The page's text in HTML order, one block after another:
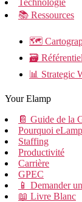
Technologie
📚 Ressources
🗺️
🗃️
📊 Strategic
Your Elamp
📔 Guide de la
Pourquoi eLamp
Staffing
Productivité
Carrière
GPEC
📱 Demander
📖 Livre Blanc